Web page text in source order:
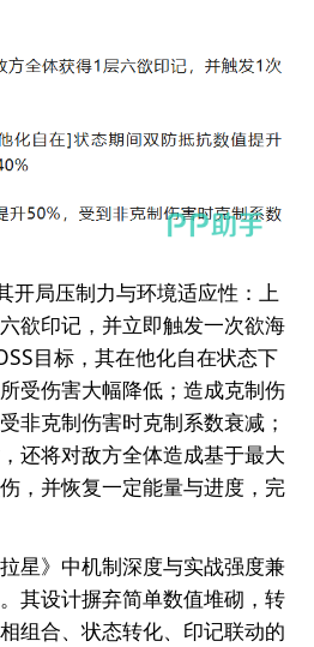
开局压制力与环境适应性：上
欲印记，并立即触发一次欲海
目标，其在他化自在状态下
受伤害大幅降低；造成克制伤
非克制伤害时克制系数衰减；
还将对敌方全体造成基于最大
，并恢复一定能量与进度，完
星》中机制深度与实战强度兼
其设计摒弃简单数值堆砌，转
组合、状态转化、印记联动的